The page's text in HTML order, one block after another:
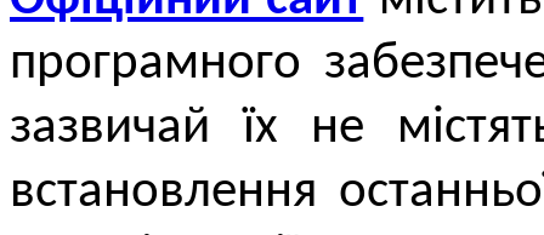
програмного
зазвичай їх не
встановлення